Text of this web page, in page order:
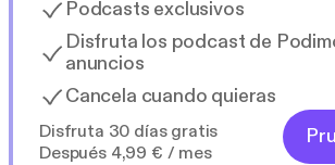
Podcasts exclusivos
Disfruta los podcast de
anuncios
Cancela cuando quieras
Disfruta 30 días gratis
Después 4,99 € / mes